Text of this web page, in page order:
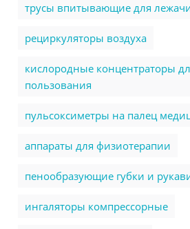
трусы впитывающие для
рециркуляторы воздуха
кислородные концентраторы
пользования
пульсоксиметры на палец
аппараты для физиотерапии
пенообразующие губки и
ингаляторы компрессорные